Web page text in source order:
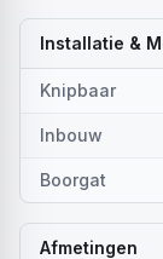
Installatie &
Knipbaar
Inbouw
Boorgat
Afmetingen